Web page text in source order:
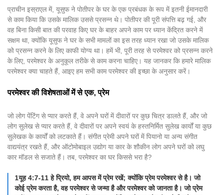
प्राचीन इस्राएल में, यूसुफ ने पोतीपर के घर के एक प्रबंधक के रूप में इतनी ईमानदारी
से काम किया कि उसके मालिक उससे प्रसन्न थे। पोतीपर की पूरी संपत्ति बढ़ गई, और
वह बिना किसी बात की परवाह किए घर के बाहर अपने काम पर ध्यान केंद्रित करने में
सक्षम था, क्योंकि यूसुफ ने घर के सभी मामलों का इस तरह ध्यान रखा जो उसके मालिक
को प्रसन्न करने के लिए काफी योग्य था। हमें भी, पूरी तरह से परमेश्वर को प्रसन्न करने
के लिए, परमेश्वर के अनुकूल तरीके से काम करना चाहिए। यह जानकर कि हमारे मालिक
परमेश्वर क्या चाहते हैं, आइए हम सभी काम परमेश्वर की इच्छा के अनुसार करें।
परमेश्वर की विशेषताओं में से एक, प्रेम
जो लोग पेंटिंग से प्यार करते हैं, वे अपने घरों में दीवारों पर कुछ चित्र डालते हैं, और जो
लोग सुलेख से प्यार करते हैं, वे दीवारों पर अपने स्वयं के हस्तनिर्मित सुलेख कार्यों या कुछ
सुलेखक के कार्यों को लटकाते हैं। संगीत प्रेमी अपने घरों में पियानो या अन्य संगीत
वाद्ययंत्र रखते हैं, और ऑटोमोबाइल उद्योग या कार के शौकीन लोग अपने घरों को लघु
कार मॉडल से सजाते हैं। तब, परमेश्वर का घर किससे भरा है?
1यूह 4:7-11 हे प्रियो, हम आपस में प्रेम रखें; क्योंकि प्रेम परमेश्वर से है। जो
कोई प्रेम करता है, वह परमेश्वर से जन्मा है और परमेश्वर को जानता है। जो प्रेम